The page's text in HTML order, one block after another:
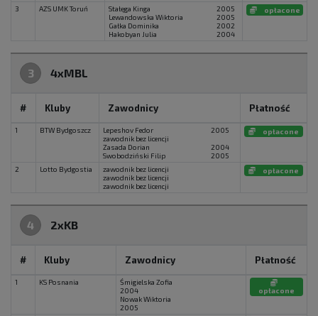
3 AZS UMK Toruń Stałęga Kinga
2005
Lewandowska Wiktoria
2005
Gałka Dominika
2002
Hakobyan Julia
2004
opłacone
3 4xMBL
# Kluby Zawodnicy Płatność
1 BTW Bydgoszcz Lepeshov Fedor
2005
zawodnik bez licencji
Zasada Dorian
2004
Swobodziński Filip
2005
opłacone
2 Lotto Bydgostia
zawodnik bez licencji
zawodnik bez licencji
zawodnik bez licencji
opłacone
4 2xKB
# Kluby Zawodnicy Płatność
1 KS Posnania
Śmigielska Zofia
2004
Nowak Wiktoria
2005
opłacone